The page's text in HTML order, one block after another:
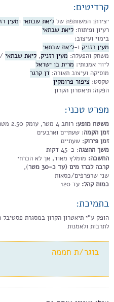
קרדיטים:
יצירתן המשותפת של ליאת שבתאי ומעין
רעיון ופיתוח: ליאת שבתאי
בימוי ועיצוב:
מעין רזניק ו-ליאת שבתאי
משחק והפעלה: מעין רזניק, ליאת שבתאי /
ליווי אמנותי: מרית בן ישראל
מוסיקה ועיצוב תאורה: דן קרגר
טקסט: ציפור פרומקין
הפקה: תיאטרון הקרון
מפרט טכני:
משטח מופע: רוחב 4 מטר, עומק 2.50 מטר
זמן הקמה: שעתיים וארבעים
זמן פירוק: שעתיים
משך ההצגה: כ-45 דקות
החשכה: מומלץ מאוד, אך לא הכרחי
קרבה לברז מים (עד כ-30 מטר
),
שני שרפרפים/כסאות
כמות קהל: עד 120
בתמיכת:
הופק ע"י תיאטרון הקרון במסגרת
לתרבות ולאמנות
בוגר/ת חממה